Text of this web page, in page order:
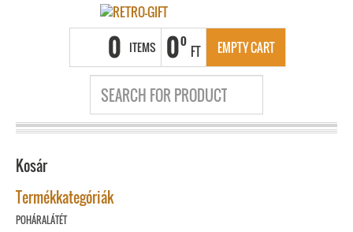
0 ITEMS 00
FT EMPTY CART
Kosár
Termékkategóriák
POHÁRALÁTÉT